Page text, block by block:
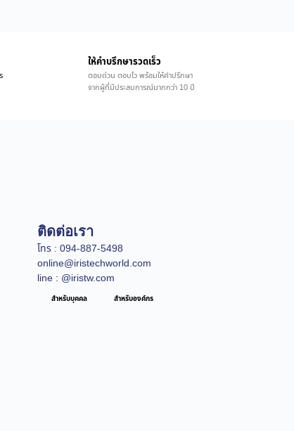
ให้คำบรึกษารวดเร็ว
ตอบด่วน ตอบไว พร้อมให้คำปรึกษา
จากผู้ที่มีประสบการณ์มากกว่า 10 ปี
ติดต่อเรา
โทร : 094-887-5498
online@iristechworld.com
line : @iristw.com
สำหรับบุคคล สำหรับองค์กร